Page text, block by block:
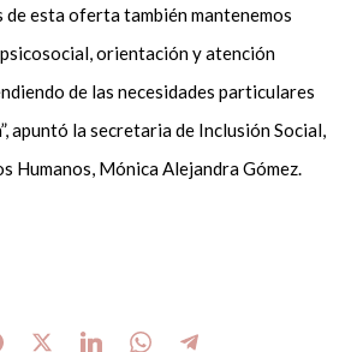
de esta oferta también mantenemos
orientación y atención
de las necesidades particulares
apuntó la secretaria de Inclusión Social,
Humanos, Mónica Alejandra Gómez.